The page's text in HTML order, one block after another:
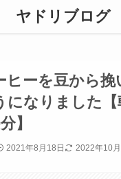
ヤドリブログ
ヒーを豆から挽
になりました【
】
2021年8月18日 2022年10